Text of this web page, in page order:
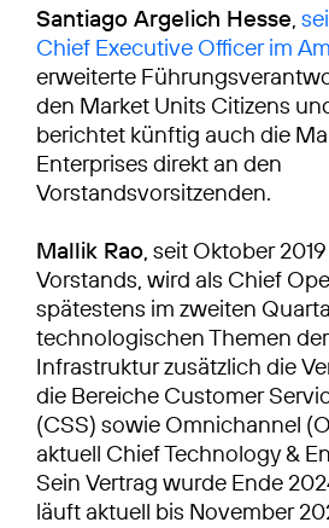
Santiago Argelich Hesse,
Chief Executive Officer im
erweiterte
den Market Units Citizens
berichtet künftig auch die
Enterprises direkt an den
Vorstandsvorsitzenden.
Mallik Rao, seit Oktober
Vorstands, wird als Chief
spätestens im zweiten
technologischen Themen
Infrastruktur zusätzlich die
die Bereiche Customer
(CSS) sowie Omnichannel
aktuell Chief Technology &
Sein Vertrag wurde Ende
läuft aktuell bis November